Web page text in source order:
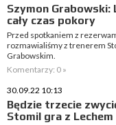
Szymon Grabowski:
cały czas pokory
Przed spotkaniem z
rozmawialiśmy z trenerem
Grabowskim.
Komentarzy: 0 »
30.09.22 10:13
Będzie trzecie
Stomil gra z Lechem